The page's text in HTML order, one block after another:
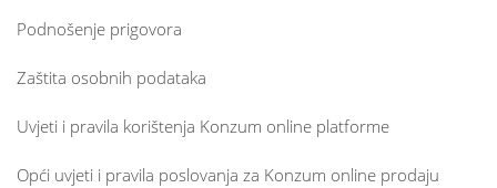
Podnošenje prigovora
Zaštita osobnih podataka
Uvjeti i pravila korištenja Konzum online platforme
Opći uvjeti i pravila poslovanja za Konzum online prodaju